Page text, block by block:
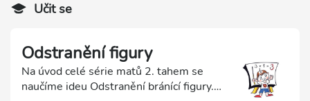
Učit se
Odstranění figury
Na úvod celé série matů 2. tahem se
naučíme ideu Odstranění bránící figury.